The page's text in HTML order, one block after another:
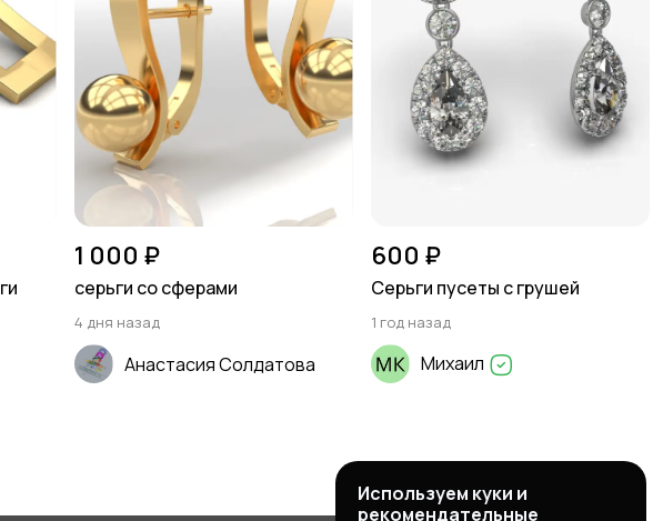
1 000 ₽
серьги со сферами
4 дня назад
Анастасия Солдатова
600 ₽
Серьги пусеты с грушей
1 год назад
Михаил
Используем куки и
рекомендательные